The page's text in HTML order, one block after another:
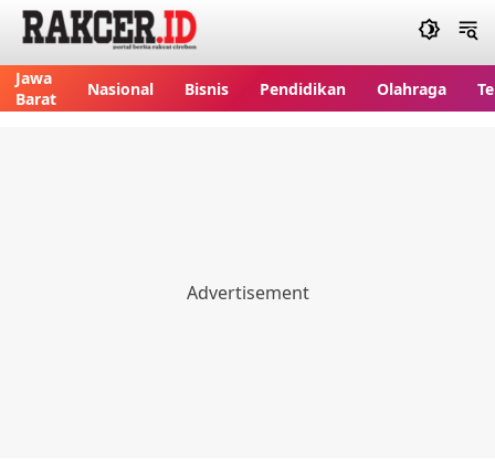
Jawa
Barat
Nasional Bisnis Pendidikan Olahraga